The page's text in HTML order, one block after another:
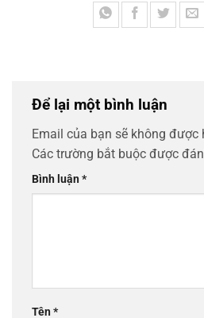
Để lại một bình luận
Email của bạn sẽ không được
Các trường bắt buộc được
Bình luận*
Tên*